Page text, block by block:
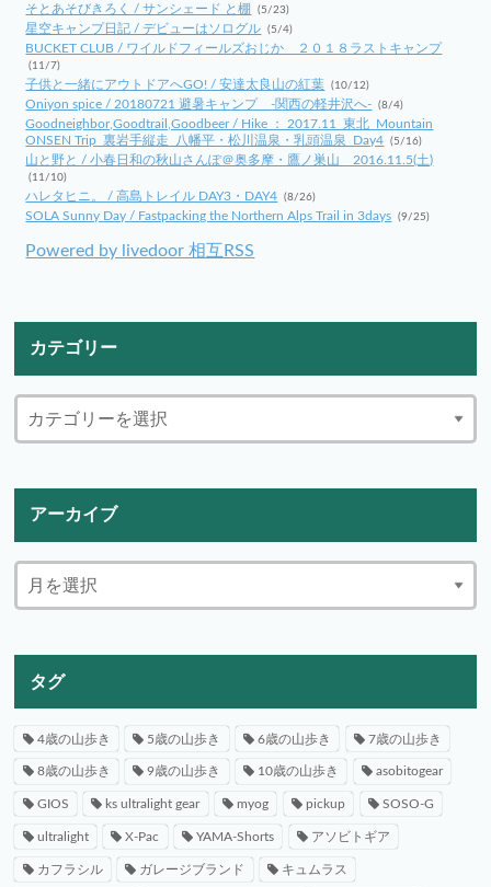
そとあそびきろく / サンシェード と棚 (5/23)
星空キャンプ日記 / デビューはソログル (5/4)
BUCKET CLUB / ワイルドフィールズおじか ２０１８ラストキャンプ
(11/7)
子供と一緒にアウトドアへGO! / 安達太良山の紅葉 (10/12)
Oniyon spice / 20180721 避暑キャンプ -関西の軽井沢へ- (8/4)
Goodneighbor,Goodtrail,Goodbeer / Hike ： 2017.11_東北_Mountain
ONSEN Trip_裏岩手縦走_八幡平・松川温泉・乳頭温泉_Day4 (5/16)
山と野と / 小春日和の秋山さんぽ＠奥多摩・鷹ノ巣山 2016.11.5(土)
(11/10)
ハレタヒニ。 / 高島トレイル DAY3・DAY4 (8/26)
SOLA Sunny Day / Fastpacking the Northern Alps Trail in 3days (9/25)
Powered by livedoor 相互RSS
カテゴリー
アーカイブ
タグ
4歳の山歩き 5歳の山歩き 6歳の山歩き 7歳の山歩き
8歳の山歩き 9歳の山歩き 10歳の山歩き asobitogear
GIOS ks ultralight gear myog pickup SOSO-G
ultralight X-Pac YAMA-Shorts アソビトギア
カフラシル ガレージブランド キュムラス